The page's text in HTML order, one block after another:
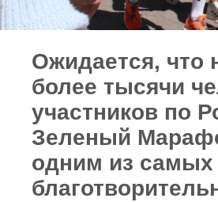
Ожидается, что
более тысячи
участников по
Зеленый
одним из